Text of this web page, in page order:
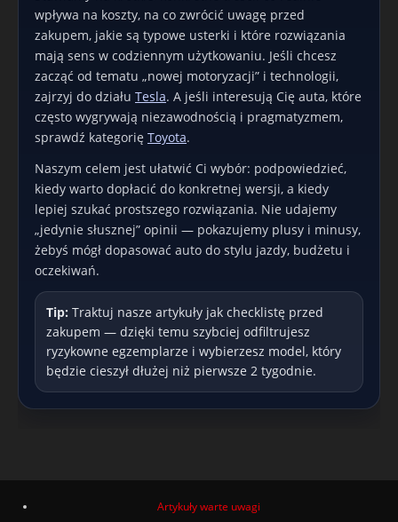
wpływa na koszty, na co zwrócić uwagę przed
zakupem, jakie są typowe usterki i które rozwiązania
mają sens w codziennym użytkowaniu. Jeśli chcesz
zacząć od tematu „nowej motoryzacji” i technologii,
zajrzyj do działu Tesla. A jeśli interesują Cię auta, które
często wygrywają niezawodnością i pragmatyzmem,
sprawdź kategorię Toyota.
Naszym celem jest ułatwić Ci wybór: podpowiedzieć,
kiedy warto dopłacić do konkretnej wersji, a kiedy
lepiej szukać prostszego rozwiązania. Nie udajemy
„jedynie słusznej” opinii — pokazujemy plusy i minusy,
żebyś mógł dopasować auto do stylu jazdy, budżetu i
oczekiwań.
Tip: Traktuj nasze artykuły jak checklistę przed
zakupem — dzięki temu szybciej odfiltrujesz
ryzykowne egzemplarze i wybierzesz model, który
będzie cieszył dłużej niż pierwsze 2 tygodnie.
Artykuły warte uwagi